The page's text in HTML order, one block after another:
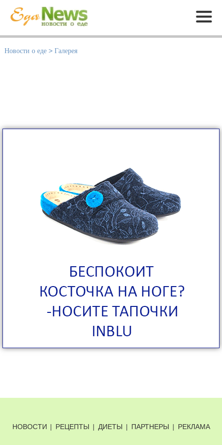
Меню
Новости о еде > Галерея
НОВОСТИ | РЕЦЕПТЫ | ДИЕТЫ | ПАРТНЕРЫ | РЕКЛАМА